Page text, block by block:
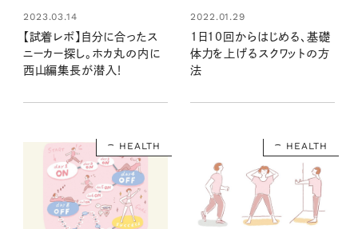
2023.03.14
【試着レポ】自分に合ったス
ニーカー探し。ホカ丸の内に
西山編集長が潜入！
2022.01.29
1日10回からはじめる、基礎
体力を上げるスクワットの方
法
HEALTH HEALTH